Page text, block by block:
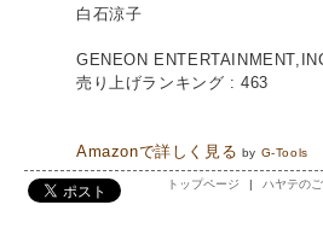
白石涼子
GENEON
売り上げランキング : 463
Amazonで詳しく見る by G-Tools
トップページ | ハヤテのご